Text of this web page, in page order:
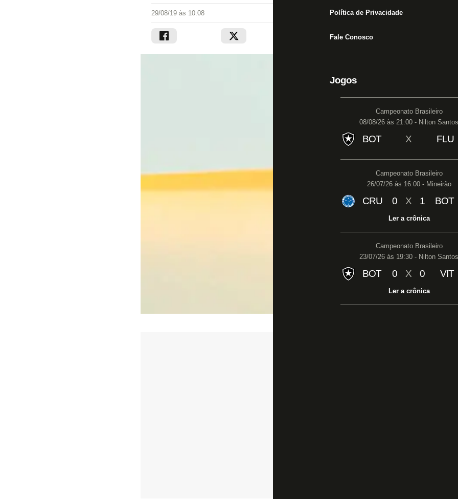
Política de Privacidade
Fale Conosco
Jogos
Campeonato Brasileiro
08/08/26 às 21:00 - Nilton Santos
BOT X FLU
Campeonato Brasileiro
26/07/26 às 16:00 - Mineirão
CRU 0 X 1 BOT
Ler a crônica
Campeonato Brasileiro
23/07/26 às 19:30 - Nilton Santos
BOT 0 X 0 VIT
Ler a crônica
29/08/19 às 10:08